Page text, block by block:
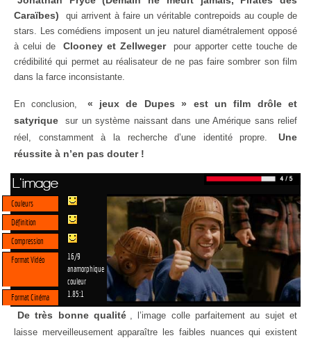
Caraïbes)
qui arrivent à faire un véritable contrepoids au couple de
stars. Les comédiens imposent un jeu naturel diamétralement opposé
à celui de
Clooney et Zellweger
pour apporter cette touche de
crédibilité qui permet au réalisateur de ne pas faire sombrer son film
dans la farce inconsistante.
En conclusion,
« jeux de Dupes » est un film drôle et
satyrique
sur un système naissant dans une Amérique sans relief
réel, constamment à la recherche d’une identité propre.
Une
réussite à n’en pas douter !
L'image
Couleurs
Définition
Compression
Format Vidéo
16/9
anamorphique
couleur
Format Cinéma
1.85:1
De très bonne qualité , l’image colle parfaitement au sujet et
laisse merveilleusement apparaître les faibles nuances qui existent